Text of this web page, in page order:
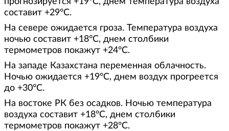
составит +29°С.
На севере ожидается гроза. Температура воздуха
ночью составит +18°С, днем столбики
термометров покажут +24°С.
На западе Казахстана переменная облачность.
Ночью ожидается +19°С, днем воздух прогреется
до +30°С.
На востоке РК без осадков. Ночью температура
воздуха составит +18°С, днем столбики
термометров покажут +28°С.